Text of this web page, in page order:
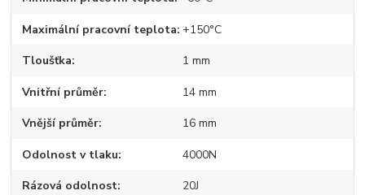
Maximální pracovní teplota +150°C
Tloušťka 1 mm
Vnitřní průměr 14 mm
Vnější průměr 16 mm
Odolnost v tlaku 4000N
Rázová odolnost 20J